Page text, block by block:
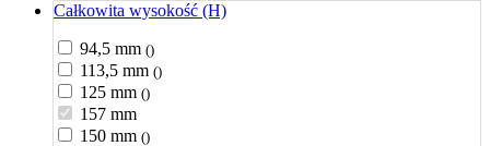
Całkowita wysokość (H)
94,5 mm ()
113,5 mm ()
125 mm ()
157 mm
150 mm ()